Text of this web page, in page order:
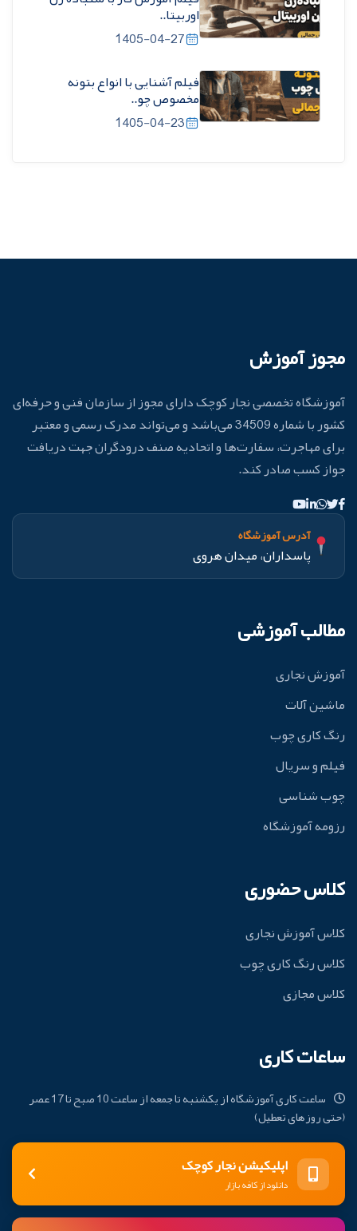
اوربیتا..
1405-04-27
فیلم آشنایی با انواع بتونه
مخصوص چو..
1405-04-23
مجوز آموزش
آموزشگاه تخصصی نجار کوچک دارای مجوز از سازمان فنی و حرفه‌ای
کشور با شماره 34509 می‌باشد و می‌تواند مدرک رسمی و معتبر
برای مهاجرت، سفارت‌ها و اتحادیه صنف درودگران جهت دریافت
جواز کسب صادر کند.
آدرس آموزشگاه
پاسداران، میدان هروی
مطالب آموزشی
آموزش نجاری
ماشین آلات
رنگ کاری چوب
فیلم و سریال
چوب شناسی
رزومه آموزشگاه
کلاس حضوری
کلاس آموزش نجاری
کلاس رنگ کاری چوب
کلاس مجازی
ساعات کاری
ساعت کاری آموزشگاه از یکشنبه تا جمعه از ساعت 10 صبح تا 17 عصر
(حتی روزهای تعطیل)
اپلیکیشن نجار کوچک
دانلود از کافه بازار